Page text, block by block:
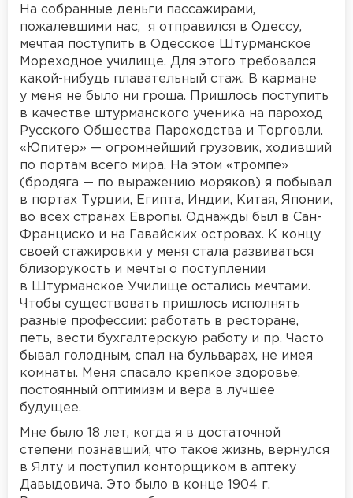
На собранные деньги пассажирами,
пожалевшими нас, я отправился в Одессу,
мечтая поступить в Одесское Штурманское
Мореходное училище. Для этого требовался
какой-нибудь плавательный стаж. В кармане
у меня не было ни гроша. Пришлось поступить
в качестве штурманского ученика на пароход
Русского Общества Пароходства и Торговли.
«Юпитер» — огромнейший грузовик, ходивший
по портам всего мира. На этом «тромпе»
(бродяга — по выражению моряков) я побывал
в портах Турции, Египта, Индии, Китая, Японии,
во всех странах Европы. Однажды был в Сан-
Франциско и на Гавайских островах. К концу
своей стажировки у меня стала развиваться
близорукость и мечты о поступлении
в Штурманское Училище остались мечтами.
Чтобы существовать пришлось исполнять
разные профессии: работать в ресторане,
петь, вести бухгалтерскую работу и пр. Часто
бывал голодным, спал на бульварах, не имея
комнаты. Меня спасало крепкое здоровье,
постоянный оптимизм и вера в лучшее
будущее.
Мне было 18 лет, когда я в достаточной
степени познавший, что такое жизнь, вернулся
в Ялту и поступил конторщиком в аптеку
Давыдовича. Это было в конце 1904 г.